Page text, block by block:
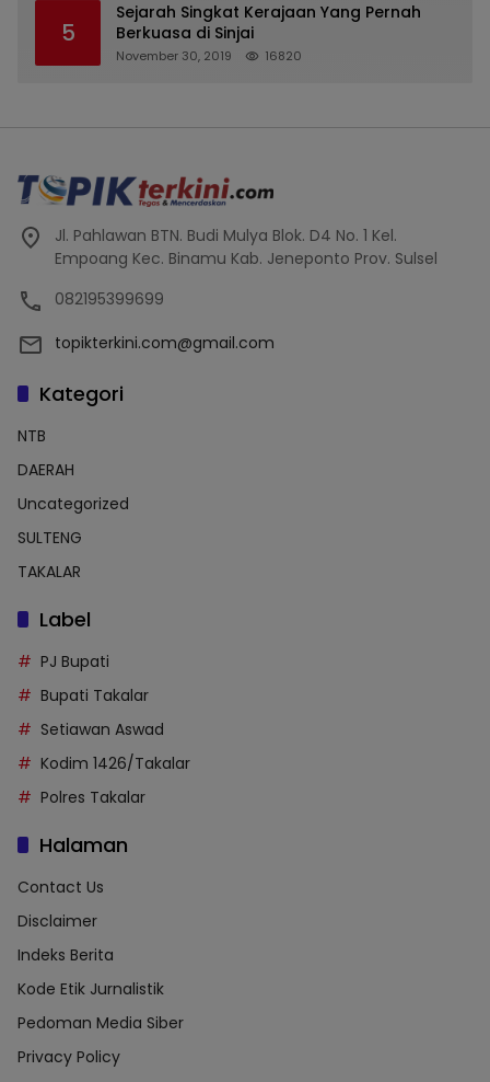
Milyaran Rupiah dan Bilyet Giro Tidak
Terdaftar, OJK Kalsel : Bertemu Tanggal 11
5
Sejarah Singkat Kerajaan Yang Pernah
Berkuasa di Sinjai
November 30, 2019 16820
Jl. Pahlawan BTN. Budi Mulya Blok. D4 No. 1 Kel.
Empoang Kec. Binamu Kab. Jeneponto Prov. Sulsel
082195399699
topikterkini.com@gmail.com
Kategori
NTB
DAERAH
Uncategorized
SULTENG
TAKALAR
Label
PJ Bupati
Bupati Takalar
Setiawan Aswad
Kodim 1426/Takalar
Polres Takalar
Halaman
Contact Us
Disclaimer
Indeks Berita
Kode Etik Jurnalistik
Pedoman Media Siber
Privacy Policy